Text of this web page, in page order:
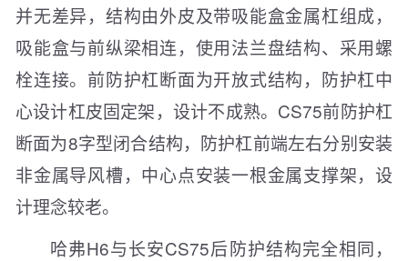
并无差异，结构由外皮及带吸能盒金属杠组成，
吸能盒与前纵梁相连，使用法兰盘结构、采用螺
栓连接。前防护杠断面为开放式结构，防护杠中
心设计杠皮固定架，设计不成熟。CS75前防护杠
断面为8字型闭合结构，防护杠前端左右分别安装
非金属导风槽，中心点安装一根金属支撑架，设
计理念较老。
哈弗H6与长安CS75后防护结构完全相同，